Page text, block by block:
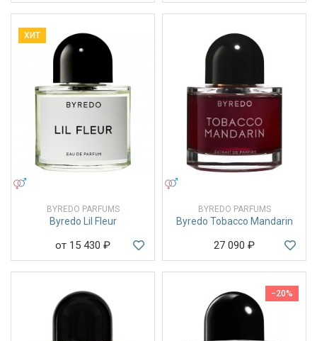
ХИТ
BYREDO PARFUMS
Byredo Lil Fleur
от 15 430 ₽
BYREDO PARFUMS
Byredo Tobacco Mandarin
27 090 ₽
−20%